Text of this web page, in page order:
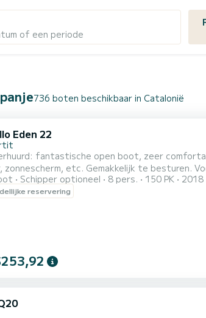
of een periode
736 boten beschikbaar in Catalonië
Eden 22
fantastische open boot, zeer
zonnescherm, etc. Gemakkelijk te besturen.
brandstoftank van 150 liter. Watertank van
aan de voorzijde. Betrouwbaarheid van
Schipper optioneel 8 pers. 150 PK 2018
reservering